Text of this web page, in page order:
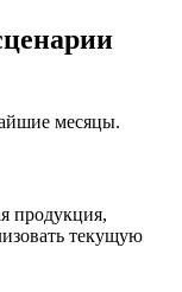
месяцы.
продукция,
текущую